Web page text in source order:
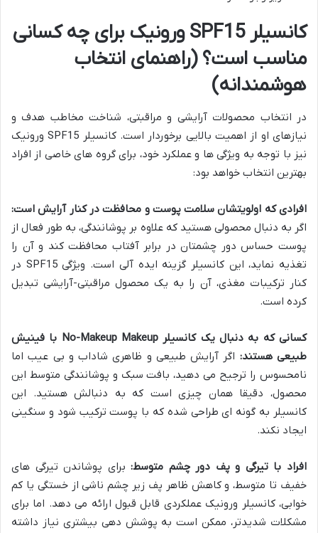
کانسیلر SPF15 ورونیک برای چه کسانی
مناسب است؟ (راهنمای انتخاب
هوشمندانه)
در انتخاب محصولات آرایشی و مراقبتی، شناخت مخاطب هدف و
نیازهای او از اهمیت بالایی برخوردار است. کانسیلر SPF15 ورونیک
نیز با توجه به ویژگی ها و عملکرد خود، برای گروه های خاصی از افراد
بهترین انتخاب خواهد بود:
افرادی که اولویتشان سلامت پوست و محافظت در کنار آرایش است:
اگر به دنبال محصولی هستید که علاوه بر پوشانندگی، به طور فعال از
پوست حساس دور چشمتان در برابر آفتاب محافظت کند و آن را
تغذیه نماید، این کانسیلر گزینه ایده آلی است. ویژگی SPF15 در
کنار ترکیبات مغذی، آن را به یک محصول مراقبتی-آرایشی تبدیل
کرده است.
کسانی که به دنبال یک کانسیلر No-Makeup Makeup با فینیش
طبیعی هستند: اگر آرایش طبیعی و ظاهری شاداب و بی عیب اما
نامحسوس را ترجیح می دهید، بافت سبک و پوشانندگی متوسط این
محصول، دقیقا همان چیزی است که به دنبالش هستید. این
کانسیلر به گونه ای طراحی شده که با پوست ترکیب شود و سنگینی
ایجاد نکند.
افراد با تیرگی و پف دور چشم متوسط:برای پوشاندن تیرگی های
خفیف تا متوسط، و کاهش ظاهر پف زیر چشم ناشی از خستگی یا کم
خوابی، کانسیلر ورونیک عملکردی قابل قبول ارائه می دهد. اما برای
مشکلات شدیدتر، ممکن است به پوشش دهی بیشتری نیاز داشته